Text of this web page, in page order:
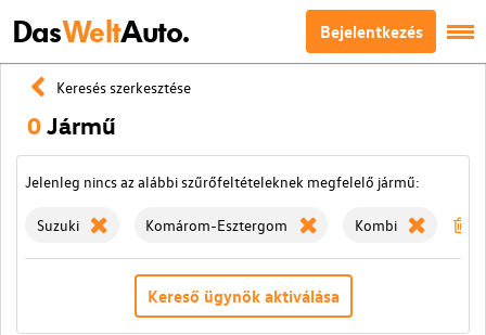
DasWeltAuto. Bejelentkezés
Keresés szerkesztése
0Jármű
Jelenleg nincs az alábbi szűrőfeltételeknek megfelelő jármű:
Suzuki Komárom-Esztergom Kombi
Kereső ügynök aktiválása